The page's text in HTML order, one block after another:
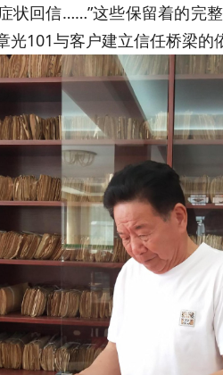
状回信……”这些保留着的完
101与客户建立信任桥梁的